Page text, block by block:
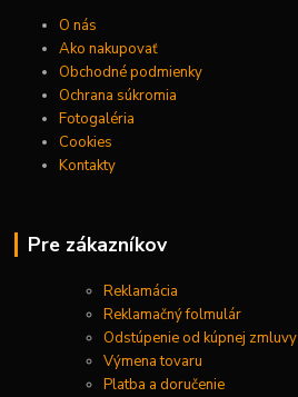
O nás
Ako nakupovať
Obchodné podmienky
Ochrana súkromia
Fotogaléria
Cookies
Kontakty
Pre zákazníkov
Reklamácia
Reklamačný folmulár
Odstúpenie od kúpnej zmluvy
Výmena tovaru
Platba a doručenie